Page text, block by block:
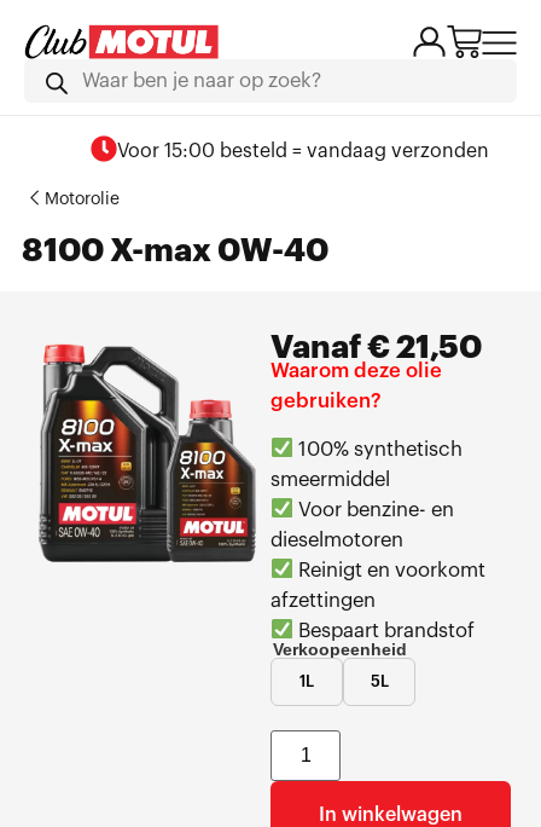
Voor 15:00 besteld = vandaag verzonden
Motorolie
8100 X-max 0W-40
Vanaf€21,50
Waarom deze olie
gebruiken?
100% synthetisch
smeermiddel
Voor benzine- en
dieselmotoren
Reinigt en voorkomt
afzettingen
Bespaart brandstof
Verkoopeenheid
1L 5L
In winkelwagen